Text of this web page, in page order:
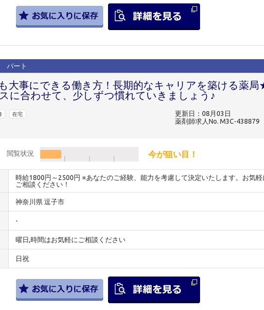
パート
大事にできる働き方！長期的なキャリアを築ける薬
に合わせて、少しずつ慣れていきましょう♪
在宅
更新日：08月03日
薬剤師求人No. M3C-438879
閲覧状況 今が狙い目！
時給1800円～2500円 ※あなたのご経験、能力を考慮して決定いたします。お気軽
ご相談ください！
神奈川県 逗子市
-
曜日,時間はお気軽にご相談ください
日祝